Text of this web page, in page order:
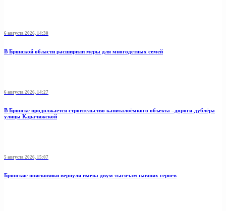
6 августа 2026, 14:30
В Брянской области расширили меры для многодетных семей
6 августа 2026, 14:27
В Брянске продолжается строительство капиталоёмкого объекта –дороги-дублёра
улицы Карачижской
5 августа 2026, 15:07
Брянские поисковики вернули имена двум тысячам павших героев